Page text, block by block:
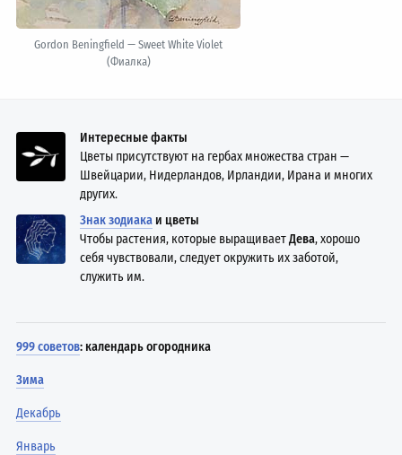
Gordon Beningfield — Sweet White Violet
(Фиалка)
Интересные факты
Цветы присутствуют на гербах множества стран —
Швейцарии, Нидерландов, Ирландии, Ирана и многих
других.
Знак зодиака и цветы
Чтобы растения, которые выращиваетДева, хорошо
себя чувствовали, следует окружить их заботой,
служить им.
999 советов: календарь огородника
Зима
Декабрь
Январь